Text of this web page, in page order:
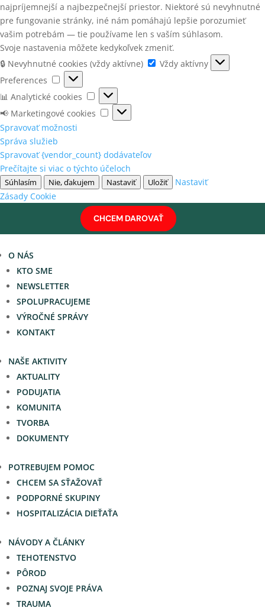
najpríjemnejší a najbezpečnejší priestor. Niektoré sú nevyhnutné
pre fungovanie stránky, iné nám pomáhajú lepšie porozumieť
vašim potrebám — tie používame len s vaším súhlasom.
Svoje nastavenia môžete kedykoľvek zmeniť.
🔒 Nevyhnutné cookies (vždy aktívne)
🔒
Vždy aktívny
Preferences
Preferences
📊 Analytické cookies
📊
Analytické
cookies
📢 Marketingové cookies
📢
Marketingové
Spravovať možnosti
Správa služieb
Spravovať {vendor_count} dodávateľov
Prečítajte si viac o týchto účeloch
Súhlasím Nie, ďakujem Nastaviť Uložiť
Nastaviť
Zásady Cookie
CHCEM DAROVAŤ
O NÁS
KTO SME
NEWSLETTER
SPOLUPRACUJEME
VÝROČNÉ SPRÁVY
KONTAKT
NAŠE AKTIVITY
AKTUALITY
PODUJATIA
KOMUNITA
TVORBA
DOKUMENTY
POTREBUJEM POMOC
CHCEM SA SŤAŽOVAŤ
PODPORNÉ SKUPINY
HOSPITALIZÁCIA DIEŤAŤA
NÁVODY A ČLÁNKY
TEHOTENSTVO
PÔROD
POZNAJ SVOJE PRÁVA
TRAUMA